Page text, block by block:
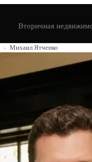
Вторичная
› Михаил Ятченко